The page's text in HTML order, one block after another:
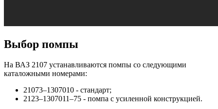
Выбор помпы
На ВАЗ 2107 устанавливаются помпы со следующими
каталожными номерами:
21073–1307010 - стандарт;
2123–1307011–75 - помпа с усиленной конструкцией.